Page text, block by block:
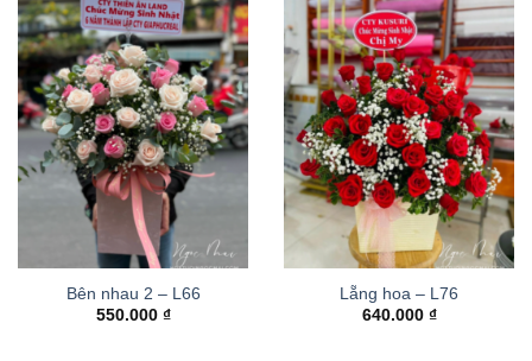
Bên nhau 2 – L66
550.000 ₫
Lẵng hoa – L76
640.000 ₫